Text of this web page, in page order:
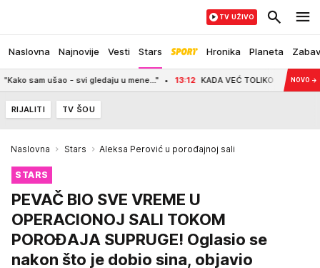
Naslovna Najnovije Vesti Stars Hronika Planeta
TV UŽIVO
ušao - svi gledaju u mene..." 13:12 KADA VEĆ TOLIKO MALTRETIRAJU
NOVO →
RIJALITI TV ŠOU
Naslovna Stars Aleksa Perović u porođajnoj sali
STARS
PEVAČ BIO SVE VREME U
OPERACIONOJ SALI TOKOM
POROĐAJA SUPRUGE! Oglasio se
nakon što je dobio sina, objavio